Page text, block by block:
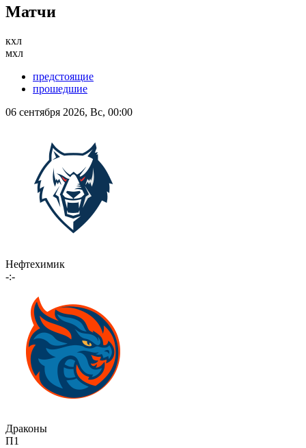
Матчи
кхл
мхл
предстоящие
прошедшие
06 сентября 2026, Вс, 00:00
Нефтехимик
-:-
Драконы
П1